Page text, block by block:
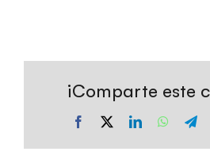
¡Comparte este
Facebook LinkedIn